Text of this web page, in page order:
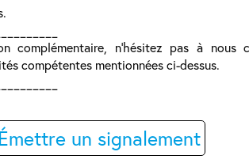
complémentaire, n’hésitez pas à
compétentes mentionnées ci-dessus.
Émettre un signalement